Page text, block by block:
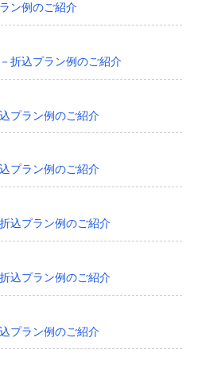
ン例のご紹介
折込プラン例のご紹介
プラン例のご紹介
プラン例のご紹介
込プラン例のご紹介
込プラン例のご紹介
プラン例のご紹介